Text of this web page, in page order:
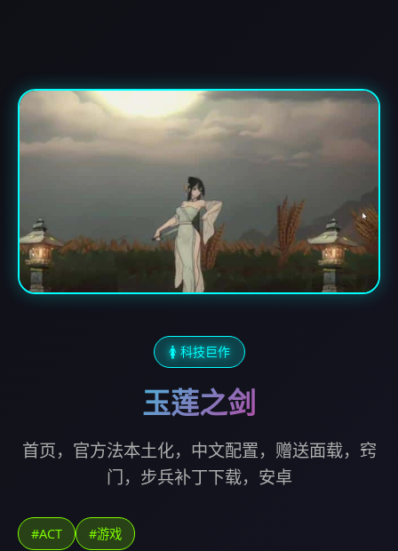
🚺 科技巨作
玉莲之剑
首页，官方法本土化，中文配置，赠送面载，窍
门，步兵补丁下载，安卓
#ACT #游戏